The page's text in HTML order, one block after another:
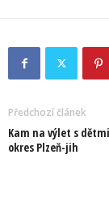
Předchozí článek
Kam na výlet s
okres Plzeň-jih